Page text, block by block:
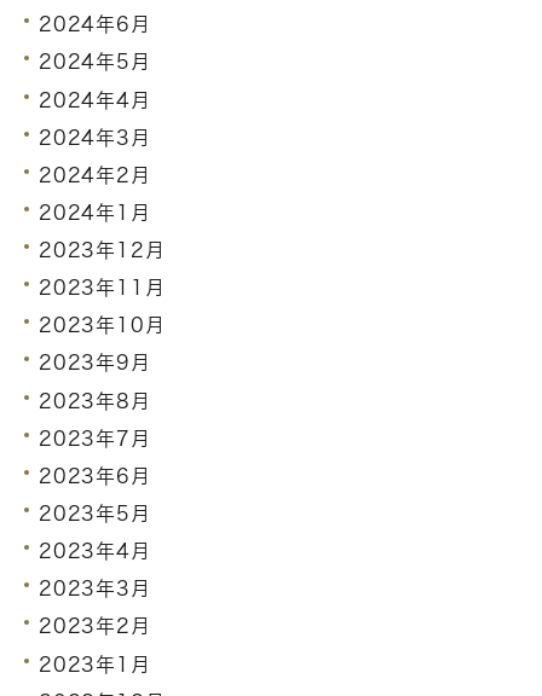
2024年6月
2024年5月
2024年4月
2024年3月
2024年2月
2024年1月
2023年12月
2023年11月
2023年10月
2023年9月
2023年8月
2023年7月
2023年6月
2023年5月
2023年4月
2023年3月
2023年2月
2023年1月